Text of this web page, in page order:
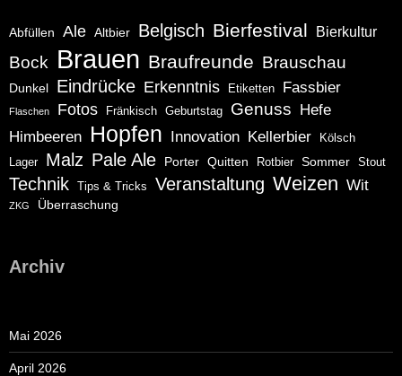
Abfüllen Ale Altbier Belgisch Bierfestival Bierkultur
Bock Brauen Braufreunde Brauschau
Dunkel Eindrücke Erkenntnis Etiketten Fassbier
Flaschen Fotos Fränkisch Geburtstag Genuss Hefe
Himbeeren Hopfen Innovation Kellerbier
Kölsch
Lager
Malz Pale Ale Porter Quitten Rotbier Sommer Stout
Technik Tips & Tricks Veranstaltung Weizen Wit
ZKG Überraschung
Archiv
Mai 2026
April 2026